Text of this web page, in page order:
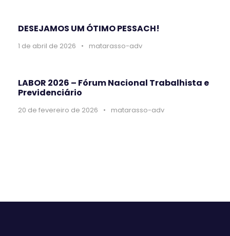
DESEJAMOS UM ÓTIMO PESSACH!
1 de abril de 2026 • matarasso-adv
LABOR 2026 – Fórum Nacional Trabalhista e
Previdenciário
20 de fevereiro de 2026 • matarasso-adv